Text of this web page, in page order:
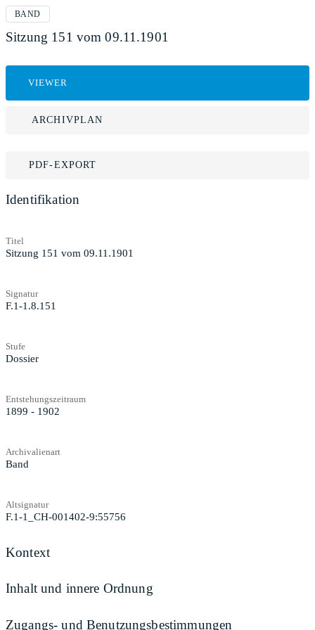
BAND
Sitzung 151 vom 09.11.1901
VIEWER
ARCHIVPLAN
PDF-EXPORT
Identifikation
Titel
Sitzung 151 vom 09.11.1901
Signatur
F.1-1.8.151
Stufe
Dossier
Entstehungszeitraum
1899 - 1902
Archivalienart
Band
Altsignatur
F.1-1_CH-001402-9:55756
Kontext
Inhalt und innere Ordnung
Zugangs- und Benutzungsbestimmungen